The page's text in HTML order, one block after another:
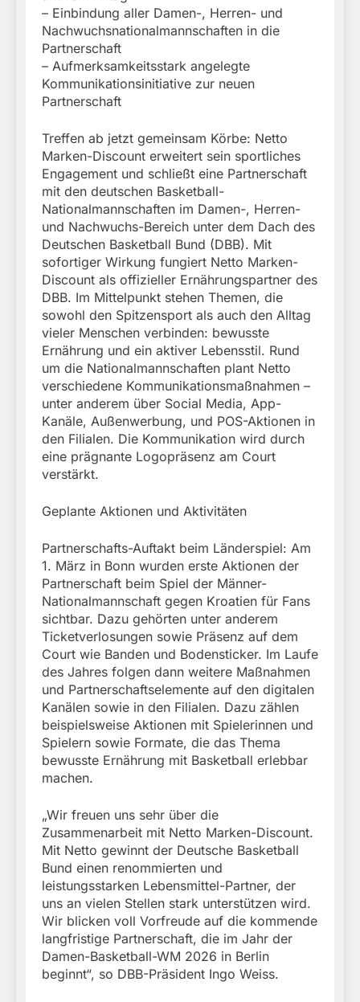
Beinahekollision an
Bahnübergang in Aubing
wegen gefährlichen
Eingriffs in den
Bahnverkehr
5. August 2026
– Einbindung aller Damen-, Herren- und
Nachwuchsnationalmannschaften in die
Partnerschaft
– Aufmerksamkeitsstark angelegte
Kommunikationsinitiative zur neuen
Partnerschaft
Treffen ab jetzt gemeinsam Körbe: Netto
Marken-Discount erweitert sein sportliches
Engagement und schließt eine Partnerschaft
mit den deutschen Basketball-
Nationalmannschaften im Damen-, Herren-
und Nachwuchs-Bereich unter dem Dach des
Deutschen Basketball Bund (DBB). Mit
sofortiger Wirkung fungiert Netto Marken-
Discount als offizieller Ernährungspartner des
DBB. Im Mittelpunkt stehen Themen, die
sowohl den Spitzensport als auch den Alltag
vieler Menschen verbinden: bewusste
Ernährung und ein aktiver Lebensstil. Rund
um die Nationalmannschaften plant Netto
verschiedene Kommunikationsmaßnahmen –
unter anderem über Social Media, App-
Kanäle, Außenwerbung, und POS-Aktionen in
den Filialen. Die Kommunikation wird durch
eine prägnante Logopräsenz am Court
verstärkt.
Geplante Aktionen und Aktivitäten
Partnerschafts-Auftakt beim Länderspiel: Am
1. März in Bonn wurden erste Aktionen der
Partnerschaft beim Spiel der Männer-
Nationalmannschaft gegen Kroatien für Fans
sichtbar. Dazu gehörten unter anderem
Ticketverlosungen sowie Präsenz auf dem
Court wie Banden und Bodensticker. Im Laufe
des Jahres folgen dann weitere Maßnahmen
und Partnerschaftselemente auf den digitalen
Kanälen sowie in den Filialen. Dazu zählen
beispielsweise Aktionen mit Spielerinnen und
Spielern sowie Formate, die das Thema
bewusste Ernährung mit Basketball erlebbar
machen.
„Wir freuen uns sehr über die
Zusammenarbeit mit Netto Marken-Discount.
Mit Netto gewinnt der Deutsche Basketball
Bund einen renommierten und
leistungsstarken Lebensmittel-Partner, der
uns an vielen Stellen stark unterstützen wird.
Wir blicken voll Vorfreude auf die kommende
langfristige Partnerschaft, die im Jahr der
Damen-Basketball-WM 2026 in Berlin
beginnt“, so DBB-Präsident Ingo Weiss.